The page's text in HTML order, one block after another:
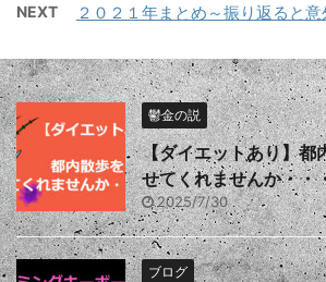
NEXT ２０２１年まとめ～振り返ると
鬱金の説
【ダイエットあり】都
せてくれませんか・・
2025/7/30
ブログ